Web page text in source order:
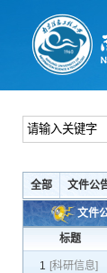
全部 文件公
文件
标题
1 [科研信息]